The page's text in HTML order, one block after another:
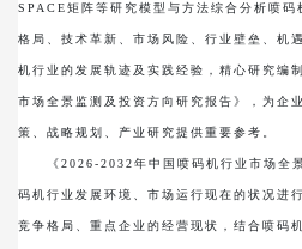
SPACE矩阵等研究模型与方法综合分析喷
格局、技术革新、市场风险、行业壁垒、机
机行业的发展轨迹及实践经验，精心研究编
市场全景监测及投资方向研究报告》，为企
策、战略规划、产业研究提供重要参考。
《2026-2032年中国喷码机行业市场全景
码机行业发展环境、市场运行现在的状况进
竞争格局、重点企业的经营现状，结合喷码